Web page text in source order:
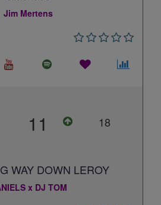
Jim Mertens
11 18
WAY DOWN LEROY
x DJ TOM